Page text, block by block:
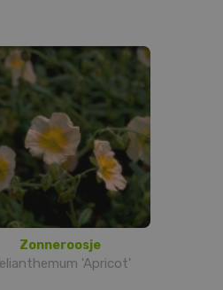
Zonneroosje
'Apricot'